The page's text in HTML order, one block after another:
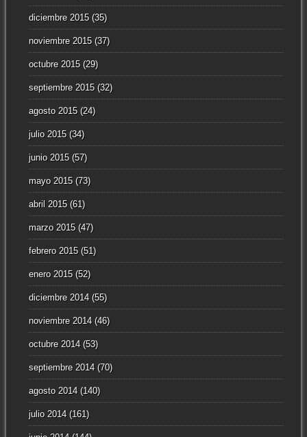
diciembre 2015(35)
noviembre 2015(37)
octubre 2015(29)
septiembre 2015(32)
agosto 2015(24)
julio 2015(34)
junio 2015(57)
mayo 2015(73)
abril 2015(61)
marzo 2015(47)
febrero 2015(51)
enero 2015(52)
diciembre 2014(55)
noviembre 2014(46)
octubre 2014(53)
septiembre 2014(70)
agosto 2014(140)
julio 2014(161)